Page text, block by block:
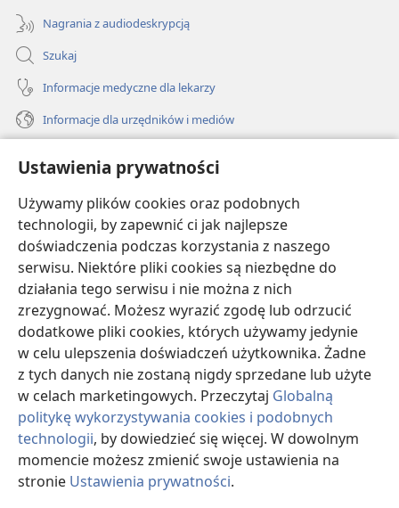
Ustawienia prywatności
Używamy plików cookies oraz podobnych
technologii, by zapewnić ci jak najlepsze
doświadczenia podczas korzystania z naszego
serwisu. Niektóre pliki cookies są niezbędne do
działania tego serwisu i nie można z nich
zrezygnować. Możesz wyrazić zgodę lub odrzucić
dodatkowe pliki cookies, których używamy jedynie
w celu ulepszenia doświadczeń użytkownika. Żadne
z tych danych nie zostaną nigdy sprzedane lub użyte
w celach marketingowych. Przeczytaj Globalną
politykę wykorzystywania cookies i podobnych
technologii, by dowiedzieć się więcej. W dowolnym
momencie możesz zmienić swoje ustawienia na
stronie Ustawienia prywatności.
Nagrania z audiodeskrypcją
Szukaj
Informacje medyczne dla lekarzy
Informacje dla urzędników i mediów
Darowizny
(opens
new
window)BIBLIOTEKA INTERNETOWA Strażnicy
(opens
new
window)JW Hub
(opens
new
window)JW Library
Watchtower Library
Copyright© 2026 Watch Tower Bible and Tract Society of Pennsylvania.
WARUNKI UŻYTKOWANIA
POLITYKA PRYWATNOŚCI
PRYWATNOŚCI